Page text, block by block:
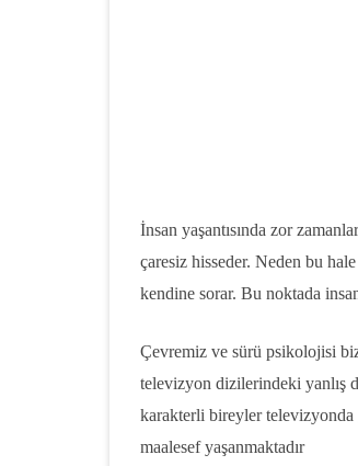
İnsan yaşantısında zor
çaresiz hisseder. Neden bu
kendine sorar. Bu noktada
Çevremiz ve sürü psikolojisi
televizyon dizilerindeki yanlış
karakterli bireyler televizyonda
maalesef yaşanmaktadır